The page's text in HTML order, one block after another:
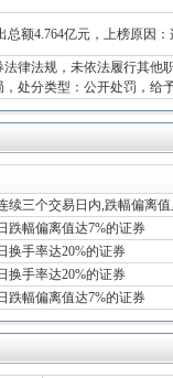
总额4.764亿元，上榜原因
律法规，未依法履行其他
处分类型：公开处罚，给
续三个交易日内,跌幅偏离
跌幅偏离值达7%的证券
换手率达20%的证券
换手率达20%的证券
跌幅偏离值达7%的证券